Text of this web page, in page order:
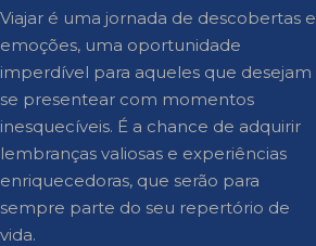
Viajar é uma jornada de descobertas e
emoções, uma oportunidade
imperdível para aqueles que desejam
se presentear com momentos
inesquecíveis. É a chance de adquirir
lembranças valiosas e experiências
enriquecedoras, que serão para
sempre parte do seu repertório de
vida.